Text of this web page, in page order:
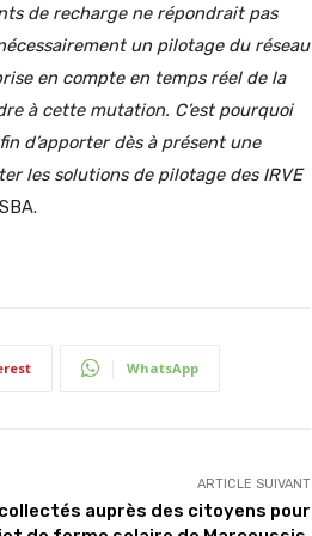
de recharge ne répondrait pas
un pilotage du réseau
en compte en temps réel de la
à cette mutation. C’est pourquoi
d’apporter dès à présent une
les solutions de pilotage des IRVE
WhatsApp
ARTICLE SUIVANT
auprès des citoyens pour